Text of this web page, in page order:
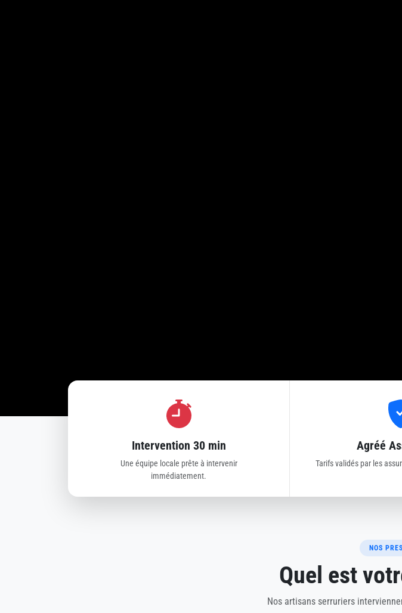
Intervention 30 min
Une équipe locale prête à intervenir
immédiatement.
Agréé
Tarifs validés par les
NOS
Quel est
Nos artisans serruriers